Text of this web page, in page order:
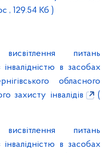
, 129.54 Кб )
питань
в засобах
обласного
захисту інвалідів
(
питань
в засобах